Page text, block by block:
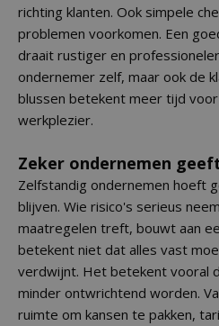
richting klanten. Ook simpele
problemen voorkomen. Een
draait rustiger en
ondernemer zelf, maar ook de
blussen betekent meer tijd
werkplezier.
Zeker ondernemen
Zelfstandig ondernemen hoeft
blijven. Wie risico's serieus
maatregelen treft, bouwt aan
betekent niet dat alles vast
verdwijnt. Het betekent vooral
minder ontwrichtend worden.
ruimte om kansen te pakken,